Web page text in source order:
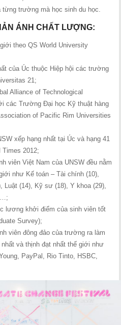
trường mà học sinh du học.
ÁNH CHẤT LƯỢNG:
theo QS World University
của Úc thuộc Hiệp hội các trường
21;
Alliance of Technological
các Trường Đại học Kỹ thuật hàng
of Pacific Rim Universities
xếp hạng nhất tại Úc và hạng 41
Times 2012;
viên Việt Nam của UNSW đều nằm
như Kế toán – Tài chính (10),
Luật (14), Kỹ sư (18), Y khoa (29),
…;
lương khởi điểm của sinh viên tốt
Survey);
viên đông đảo của trường ra làm
và thịnh đạt nhất thế giới như
PayPal, Rio Tinto, HSBC,